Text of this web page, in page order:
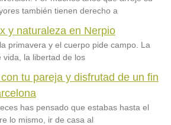
también tienen derecho a
y naturaleza en Nerpio
primavera y el cuerpo pide campo. La
vida, la libertad de los
tu pareja y disfrutad de un fin
has pensado que estabas hasta el
lo mismo, ir de casa al